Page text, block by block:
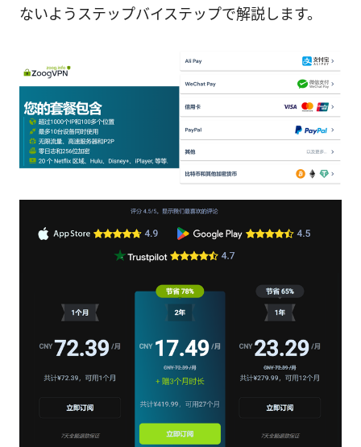
ないようステップバイステップで解説します。